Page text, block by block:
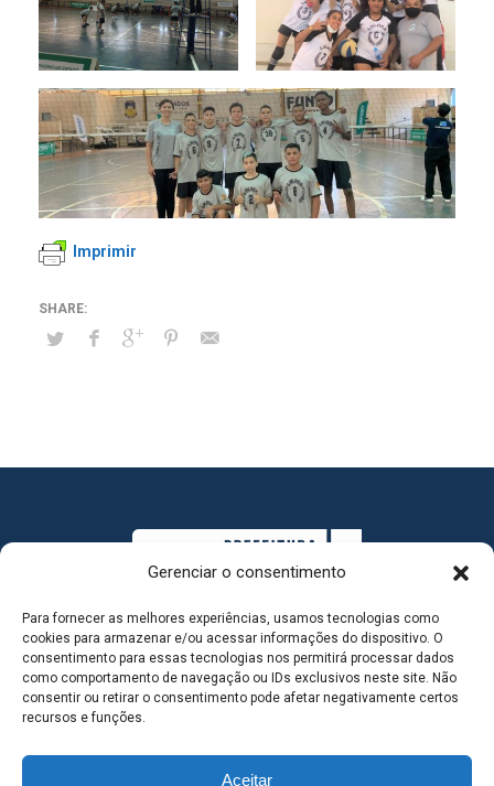
Gerenciar o consentimento
Para fornecer as melhores experiências, usamos tecnologias como
cookies para armazenar e/ou acessar informações do dispositivo. O
consentimento para essas tecnologias nos permitirá processar dados
como comportamento de navegação ou IDs exclusivos neste site. Não
consentir ou retirar o consentimento pode afetar negativamente certos
recursos e funções.
Aceitar
Imprimir
MAPA DO SITE